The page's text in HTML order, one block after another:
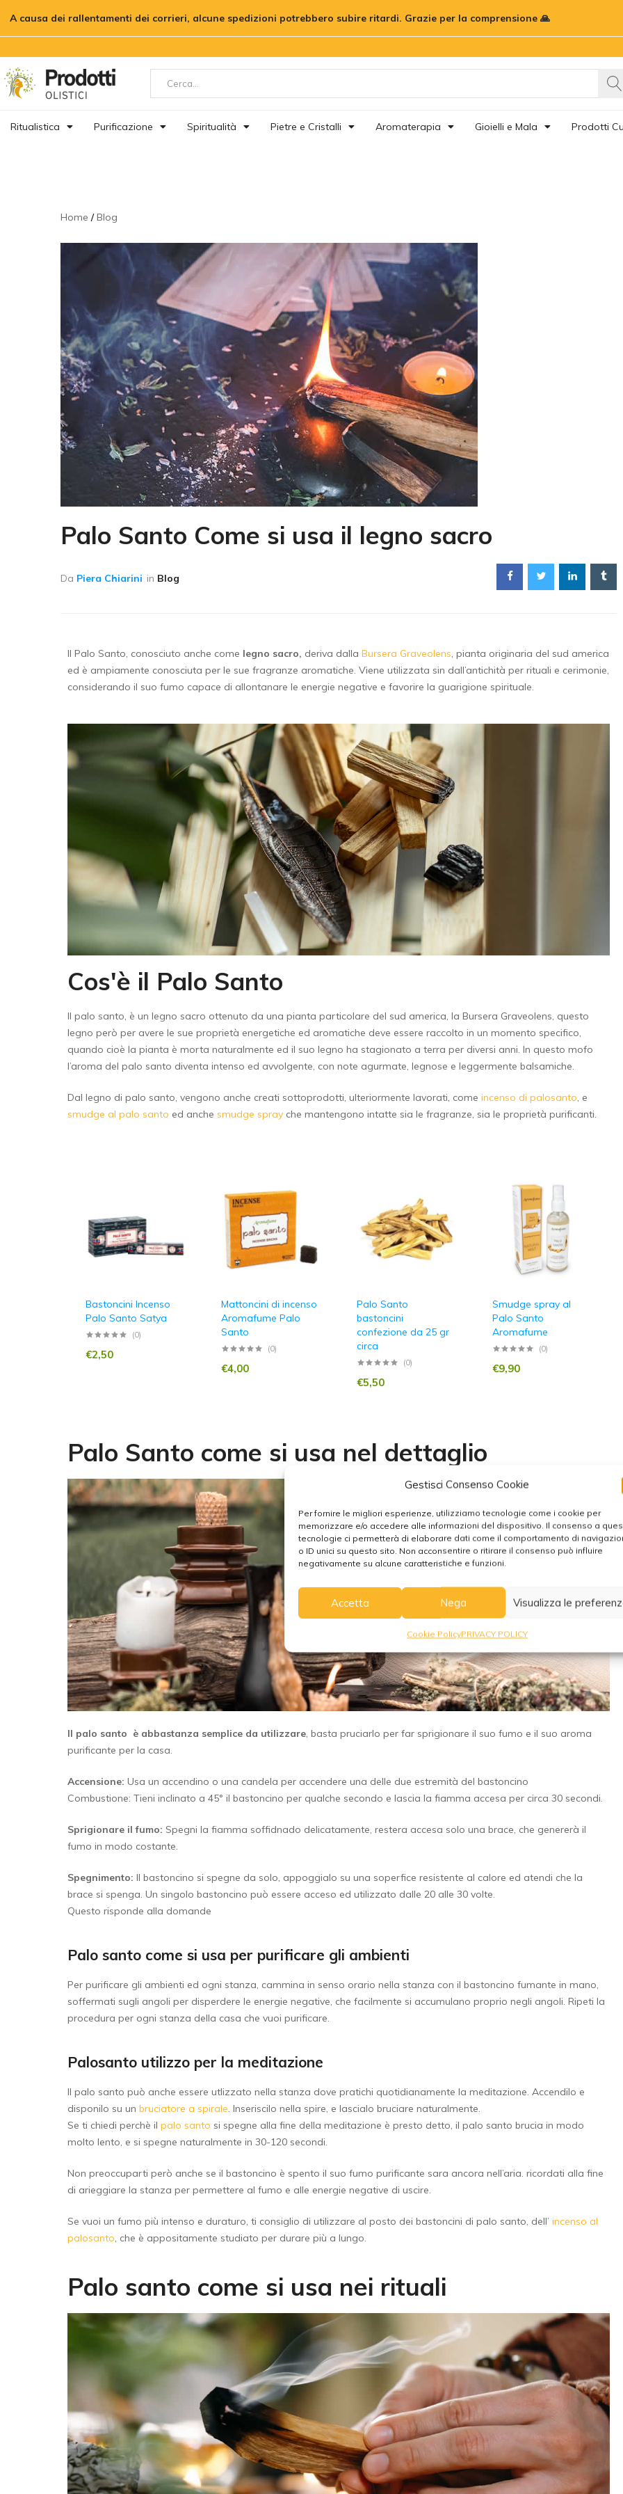
Gestisci Consenso Cookie
Per fornire le migliori esperienze, utilizziamo tecnologie come i cookie per
memorizzare e/o accedere alle informazioni del dispositivo. Il consenso a
tecnologie ci permetterà di elaborare dati come il comportamento di
o ID unici su questo sito. Non acconsentire o ritirare il consenso può influire
negativamente su alcune caratteristiche e funzioni.
Accetta Nega Visualizza le
Cookie PolicyPRIVACY POLICY
A causa dei rallentamenti dei corrieri, alcune spedizioni potrebbero subire ritardi. Grazie per la comprensione 🙏
Ritualistica Purificazione Spiritualità Pietre e Cristalli Aromaterapia Gioielli e Mala Prodotti
Home Blog
Palo Santo Come si usa il legno sacro
Da Piera Chiarini in Blog
Il Palo Santo, conosciuto anche come legno sacro, deriva dalla Bursera Graveolens, pianta originaria del sud america
ed è ampiamente conosciuta per le sue fragranze aromatiche. Viene utilizzata sin dall’antichità per rituali e cerimonie,
considerando il suo fumo capace di allontanare le energie negative e favorire la guarigione spirituale.
Cos'è il Palo Santo
Il palo santo, è un legno sacro ottenuto da una pianta particolare del sud america, la Bursera Graveolens, questo
legno però per avere le sue proprietà energetiche ed aromatiche deve essere raccolto in un momento specifico,
quando cioè la pianta è morta naturalmente ed il suo legno ha stagionato a terra per diversi anni. In questo mofo
l’aroma del palo santo diventa intenso ed avvolgente, con note agurmate, legnose e leggermente balsamiche.
Dal legno di palo santo, vengono anche creati sottoprodotti, ulteriormente lavorati, come incenso di palosanto, e
smudge al palo santo ed anche smudge spray che mantengono intatte sia le fragranze, sia le proprietà purificanti.
Bastoncini Incenso
Palo Santo Satya
(0)
€2,50
Mattoncini di incenso
Aromafume Palo
Santo
(0)
€4,00
Palo Santo
bastoncini
confezione da 25 gr
circa
(0)
€5,50
Smudge spray al
Palo Santo
Aromafume
(0)
€9,90
Palo Santo come si usa nel dettaglio
Il palo santo è abbastanza semplice da utilizzare, basta pruciarlo per far sprigionare il suo fumo e il suo aroma
purificante per la casa.
Accensione: Usa un accendino o una candela per accendere una delle due estremità del bastoncino
Combustione: Tieni inclinato a 45° il bastoncino per qualche secondo e lascia la fiamma accesa per circa 30 secondi.
Sprigionare il fumo: Spegni la fiamma soffidnado delicatamente, restera accesa solo una brace, che genererà il
fumo in modo costante.
Spegnimento: Il bastoncino si spegne da solo, appoggialo su una soperfice resistente al calore ed atendi che la
brace si spenga. Un singolo bastoncino può essere acceso ed utilizzato dalle 20 alle 30 volte.
Questo risponde alla domande
Palo santo come si usa per purificare gli ambienti
Per purificare gli ambienti ed ogni stanza, cammina in senso orario nella stanza con il bastoncino fumante in mano,
soffermati sugli angoli per disperdere le energie negative, che facilmente si accumulano proprio negli angoli. Ripeti la
procedura per ogni stanza della casa che vuoi purificare.
Palosanto utilizzo per la meditazione
Il palo santo può anche essere utlizzato nella stanza dove pratichi quotidianamente la meditazione. Accendilo e
disponilo su un bruciatore a spirale. Inseriscilo nella spire, e lascialo bruciare naturalmente.
Se ti chiedi perchè il palo santo si spegne alla fine della meditazione è presto detto, il palo santo brucia in modo
molto lento, e si spegne naturalmente in 30-120 secondi.
Non preoccuparti però anche se il bastoncino è spento il suo fumo purificante sara ancora nell’aria. ricordati alla fine
di arieggiare la stanza per permettere al fumo e alle energie negative di uscire.
Se vuoi un fumo più intenso e duraturo, ti consiglio di utilizzare al posto dei bastoncini di palo santo, dell’ incenso al
palosanto, che è appositamente studiato per durare più a lungo.
Palo santo come si usa nei rituali